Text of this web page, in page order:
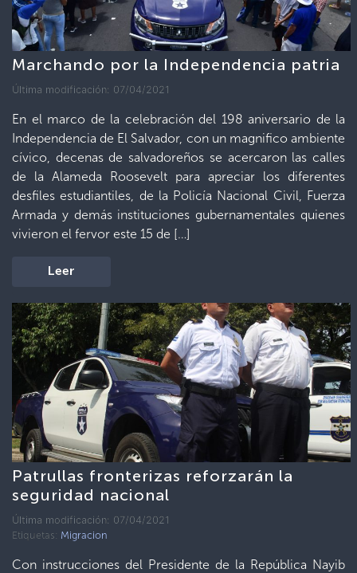
Marchando por la Independencia patria
Última modificación: 07/04/2021
En el marco de la celebración del 198 aniversario de la
Independencia de El Salvador, con un magnifico ambiente
cívico, decenas de salvadoreños se acercaron las calles
de la Alameda Roosevelt para apreciar los diferentes
desfiles estudiantiles, de la Policía Nacional Civil, Fuerza
Armada y demás instituciones gubernamentales quienes
vivieron el fervor este 15 de […]
Leer
Patrullas fronterizas reforzarán la
seguridad nacional
Última modificación: 07/04/2021
Etiquetas: Migracion
Con instrucciones del Presidente de la República Nayib